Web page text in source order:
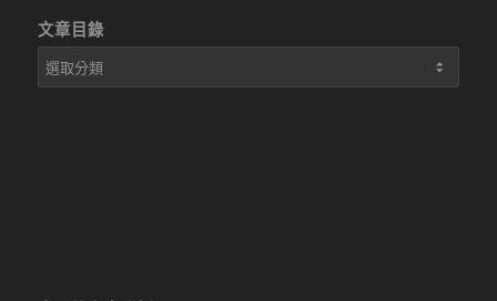
文章目錄
文
章